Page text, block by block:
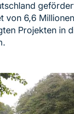
von 6,6
Projekten in